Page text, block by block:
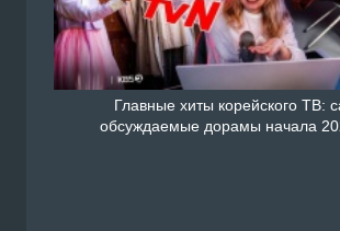
Главные хиты корейского ТВ:
обсуждаемые дорамы начала